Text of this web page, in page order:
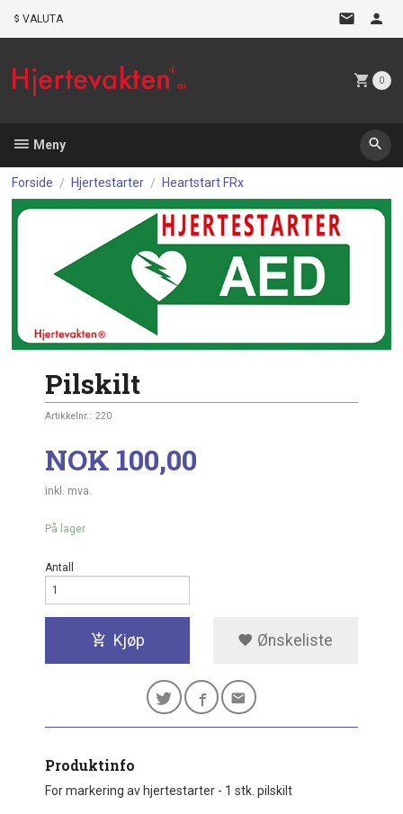
VALUTA
0
Meny
Forside Hjertestarter Heartstart FRx
Pilskilt
Artikkelnr.: 220
Pris
NOK 100,00
inkl. mva.
På lager
Antall
Kjøp Ønskeliste
Produktinfo
For markering av hjertestarter - 1 stk. pilskilt